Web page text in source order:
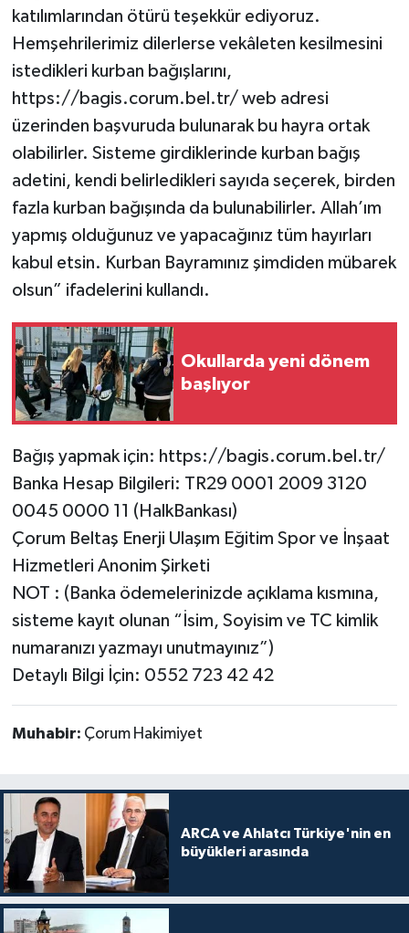
katılımlarından ötürü teşekkür ediyoruz.
Hemşehrilerimiz dilerlerse vekâleten kesilmesini
istedikleri kurban bağışlarını,
https://bagis.corum.bel.tr/ web adresi
üzerinden başvuruda bulunarak bu hayra ortak
olabilirler. Sisteme girdiklerinde kurban bağış
adetini, kendi belirledikleri sayıda seçerek, birden
fazla kurban bağışında da bulunabilirler. Allah’ım
yapmış olduğunuz ve yapacağınız tüm hayırları
kabul etsin. Kurban Bayramınız şimdiden mübarek
olsun” ifadelerini kullandı.
Okullarda yeni dönem
başlıyor
Bağış yapmak için: https://bagis.corum.bel.tr/
Banka Hesap Bilgileri: TR29 0001 2009 3120
0045 0000 11 (HalkBankası)
Çorum Beltaş Enerji Ulaşım Eğitim Spor ve İnşaat
Hizmetleri Anonim Şirketi
NOT : (Banka ödemelerinizde açıklama kısmına,
sisteme kayıt olunan “İsim, Soyisim ve TC kimlik
numaranızı yazmayı unutmayınız”)
Detaylı Bilgi İçin: 0552 723 42 42
Muhabir: Çorum Hakimiyet
ARCA ve Ahlatcı Türkiye'nin en
büyükleri arasında